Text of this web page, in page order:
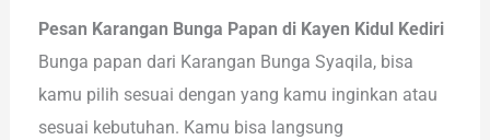
Pesan Karangan Bunga Papan di Kayen Kidul Kediri
Bunga papan dari Karangan Bunga Syaqila, bisa
kamu pilih sesuai dengan yang kamu inginkan atau
sesuai kebutuhan. Kamu bisa langsung